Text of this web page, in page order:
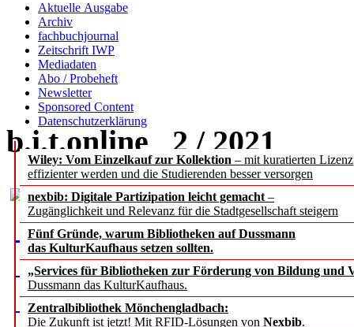
Aktuelle Ausgabe
Archiv
fachbuchjournal
Zeitschrift IWP
Mediadaten
Abo / Probeheft
Newsletter
Sponsored Content
Datenschutzerklärung
Wiley: Vom Einzelkauf zur Kollektion – mit kuratierten
effizienter werden und die Studierenden besser versorgen
nexbib: Digitale Partizipation leicht gemacht –
Zugänglichkeit und Relevanz für die Stadtgesellschaft steigern
Fünf Gründe, warum Bibliotheken auf Dussmann
das KulturKaufhaus setzen sollten.
„Services für Bibliotheken zur Förderung von Bildung und
Dussmann das KulturKaufhaus.
Zentralbibliothek Mönchengladbach:
Die Zukunft ist jetzt! Mit RFID-Lösungen von Nexbib.
b.i.t.online 2 / 2021